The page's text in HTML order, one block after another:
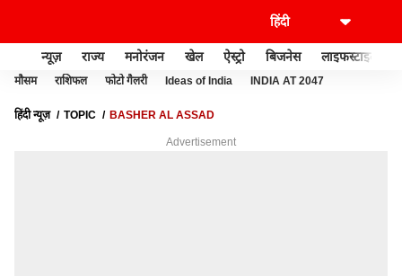
न्यूज़ राज्य मनोरंजन खेल ऐस्ट्रो बिजनेस लाइफस्टाइल
मौसम राशिफल फोटो गैलरी Ideas of India INDIA AT 2047
हिंदी न्यूज़ TOPIC BASHER AL ASSAD
Advertisement